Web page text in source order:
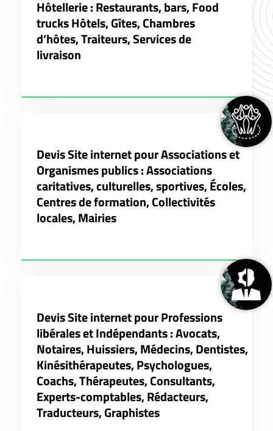
Hôtellerie : Restaurants, bars, Food
trucks Hôtels, Gîtes, Chambres
d’hôtes, Traiteurs, Services de
livraison
Devis Site internet pour Associations et
Organismes publics : Associations
caritatives, culturelles, sportives, Écoles,
Centres de formation, Collectivités
locales, Mairies
Devis Site internet pour Professions
libérales et Indépendants : Avocats,
Notaires, Huissiers, Médecins, Dentistes,
Kinésithérapeutes, Psychologues,
Coachs, Thérapeutes, Consultants,
Experts-comptables, Rédacteurs,
Traducteurs, Graphistes